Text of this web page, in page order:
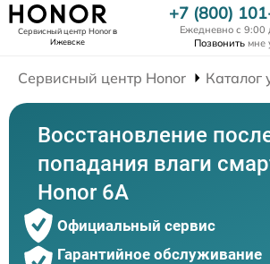
Сервисный центр Honorв
Ижевске
+7 (800)
Ежедневно с 9:00
Позвонить мне
Сервисный центр Honor Каталог
Восстановление
попадания влаги
Honor 6A
Официальный сервис
Гарантийное обслуживание